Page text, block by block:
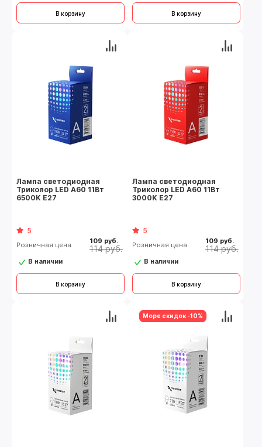
В корзину В корзину
Лампа светодиодная
Триколор LED А60 11Вт
6500K E27
5
Розничная цена 109 руб.
114 руб.
В наличии
В корзину
Лампа светодиодная
Триколор LED А60 11Вт
3000K E27
5
Розничная цена 109 руб.
114 руб.
В наличии
В корзину
Море скидок -10%